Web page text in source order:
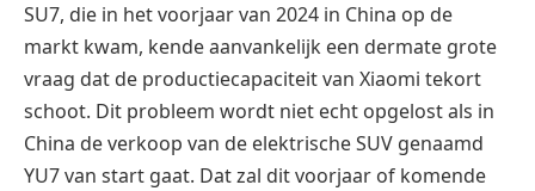
SU7, die in het voorjaar van 2024 in China op de
markt kwam, kende aanvankelijk een dermate grote
vraag dat de productiecapaciteit van Xiaomi tekort
schoot. Dit probleem wordt niet echt opgelost als in
China de verkoop van de elektrische SUV genaamd
YU7 van start gaat. Dat zal dit voorjaar of komende